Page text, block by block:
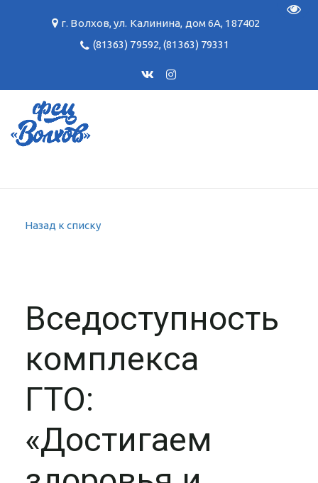
г. Волхов,ул. Калинина, дом 6А, 187402
(81363) 79592,(81363) 79331
Назад к списку
Вседоступность
комплекса
ГТО:
«Достигаем